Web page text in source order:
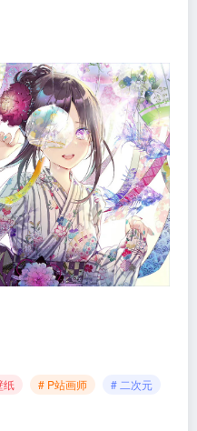
纸 # P站画师
# 二次元